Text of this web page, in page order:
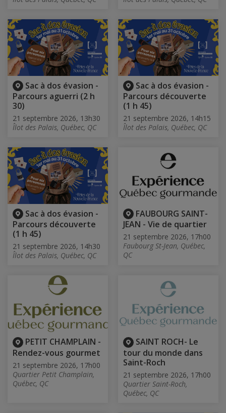
Sac à dos évasion -
Parcours aguerri (2 h
30)
21 septembre 2026, 13h30
Îlot des Palais, Québec, QC
Sac à dos évasion -
Parcours découverte
(1 h 45)
21 septembre 2026, 14h15
Îlot des Palais, Québec, QC
Sac à dos évasion -
Parcours découverte
(1 h 45)
21 septembre 2026, 14h30
Îlot des Palais, Québec, QC
FAUBOURG SAINT-
JEAN - Vie de quartier
21 septembre 2026, 17h00
Faubourg St-Jean, Québec,
QC
PETIT CHAMPLAIN -
Rendez-vous gourmet
21 septembre 2026, 17h00
Quartier Petit Champlain,
Québec, QC
SAINT ROCH- Le
tour du monde dans
Saint-Roch
21 septembre 2026, 17h00
Quartier Saint-Roch,
Québec, QC